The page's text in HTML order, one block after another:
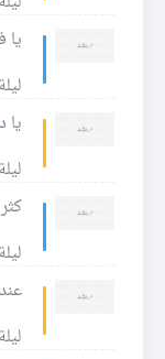
ليلة 12 محرم
ليلة 13 محرم
ليلة 14 محرم
ليلة 15 محرم